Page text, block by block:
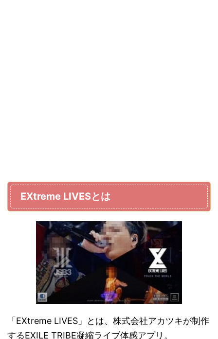
EXtreme LIVESとは
「EXtreme LIVES」とは、株式会社アカツキが制作
するEXILE TRIBE凝縮ライブ体感アプリ。